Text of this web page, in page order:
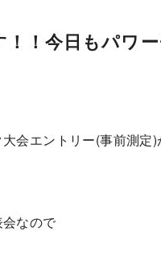
！今日もパワ
会エントリー(事前測定)
なので